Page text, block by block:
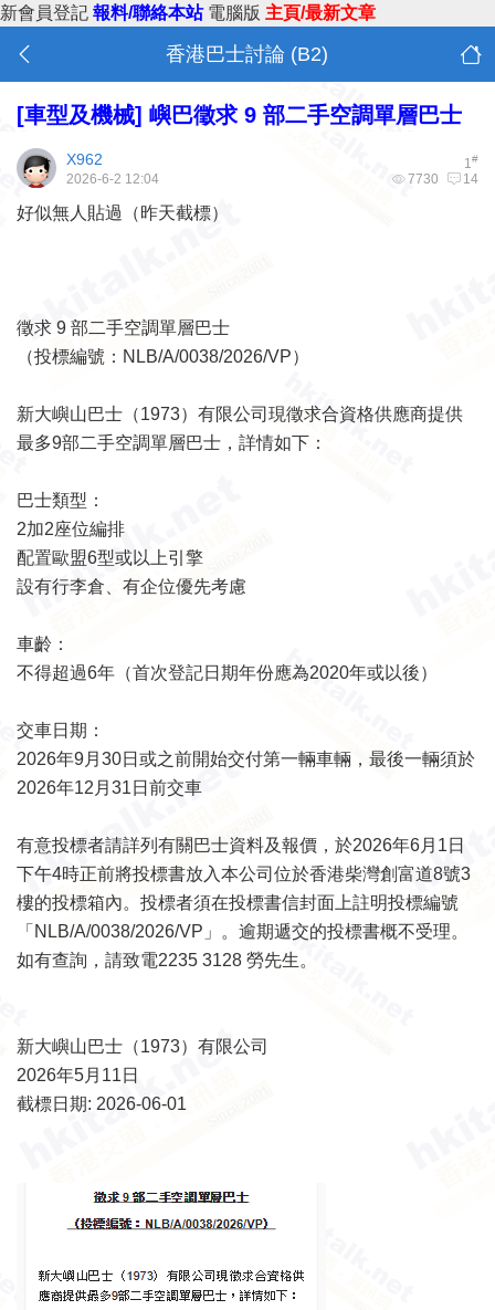
新會員登記 報料/聯絡本站 電腦版 主頁/最新文章
香港巴士討論 (B2)
[車型及機械] 嶼巴徵求 9 部二手空調單層巴士
1#
X962
7730 14
2026-6-2 12:04
好似無人貼過（昨天截標）
徵求 9 部二手空調單層巴士
（投標編號：NLB/A/0038/2026/VP）
新大嶼山巴士（1973）有限公司現徵求合資格供應商提供
最多9部二手空調單層巴士，詳情如下：
巴士類型：
2加2座位編排
配置歐盟6型或以上引擎
設有行李倉、有企位優先考慮
車齡：
不得超過6年（首次登記日期年份應為2020年或以後）
交車日期：
2026年9月30日或之前開始交付第一輛車輛，最後一輛須於
2026年12月31日前交車
有意投標者請詳列有關巴士資料及報價，於2026年6月1日
下午4時正前將投標書放入本公司位於香港柴灣創富道8號3
樓的投標箱內。投標者須在投標書信封面上註明投標編號
「NLB/A/0038/2026/VP」。逾期遞交的投標書概不受理。
如有查詢，請致電2235 3128 勞先生。
新大嶼山巴士（1973）有限公司
2026年5月11日
截標日期: 2026-06-01